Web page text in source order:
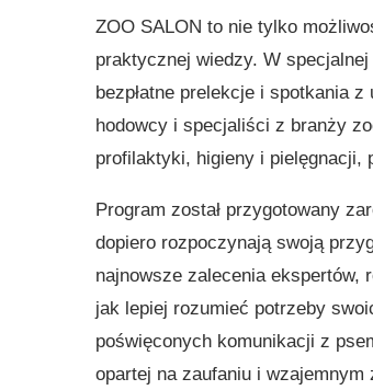
ZOO SALON to nie tylko
praktycznej wiedzy. W specjalnej
bezpłatne prelekcje i spotkania
hodowcy i specjaliści z branży
profilaktyki, higieny i pielęgnacji,
Program został przygotowany
dopiero rozpoczynają swoją
najnowsze zalecenia ekspertów,
jak lepiej rozumieć potrzeby
poświęconych komunikacji z
opartej na zaufaniu i wzajemnym